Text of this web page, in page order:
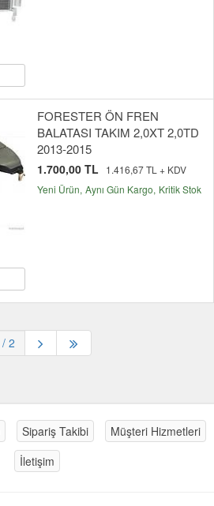
FORESTER ÖN FREN
BALATASI TAKIM 2,0XT 2,0TD
2013-2015
1.700,00 TL
1.416,67 TL + KDV
Yeni Ürün Aynı Gün Kargo Kritik Stok
/ 2
Sipariş Takibi
Müşteri Hizmetleri
İletişim